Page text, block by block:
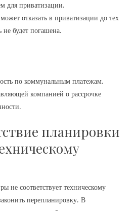
для приватизации.
отказать в приватизации до тех
будет погашена.
по коммунальным платежам.
компанией о рассрочке
планировки
не соответствует техническому
перепланировку. В